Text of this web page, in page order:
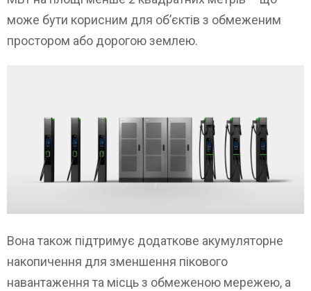
може бути корисним для об’єктів з обмеженим
простором або дорогою землею.
Вона також підтримує додаткове акумуляторне
накопичення для зменшення пікового
навантаження та місць з обмеженою мережею, а